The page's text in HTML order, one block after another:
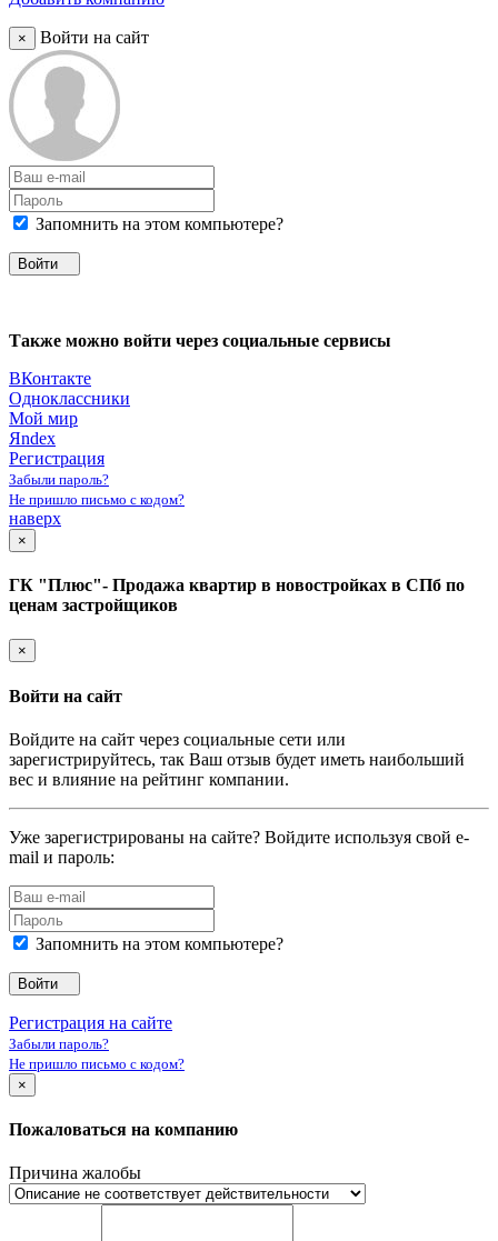
× Войти на сайт
Запомнить на этом компьютере?
Войти
Также можно войти через социальные сервисы
ВКонтакте
Одноклассники
Мой мир
Яndex
Регистрация
Забыли пароль?
Не пришло письмо с кодом?
наверх
×
ГК "Плюс"- Продажа квартир в новостройках в СПб по
ценам застройщиков
×
Войти на сайт
Войдите на сайт через социальные сети или
зарегистрируйтесь, так Ваш отзыв будет иметь наибольший
вес и влияние на рейтинг компании.
Уже зарегистрированы на сайте? Войдите используя свой e-
mail и пароль:
Запомнить на этом компьютере?
Войти
Регистрация на сайте
Забыли пароль?
Не пришло письмо с кодом?
×
Пожаловаться на компанию
Причина жалобы